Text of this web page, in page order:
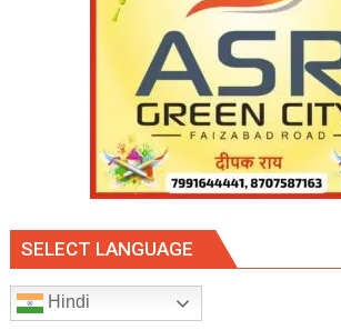
SELECT LANGUAGE
Hindi